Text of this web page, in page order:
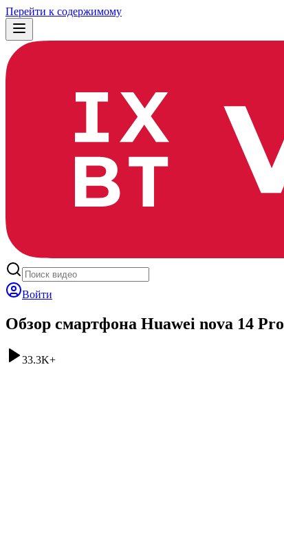
Перейти к содержимому
Войти
Обзор смартфона Huawei nova 14 Pro
33.3K+